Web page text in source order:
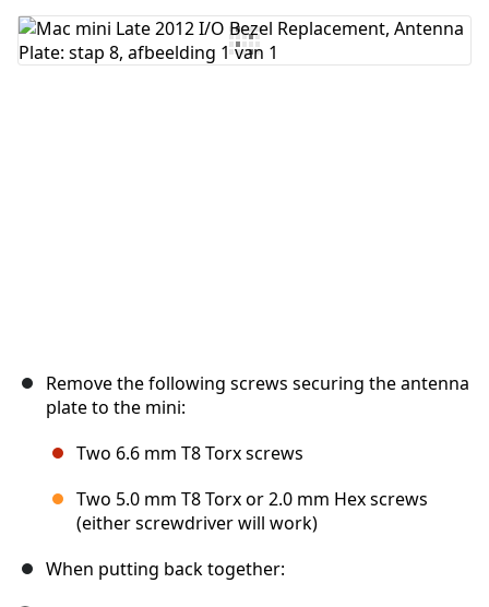
Voeg opmerking toe
Remove the following screws securing the antenna
plate to the mini:
Two 6.6 mm T8 Torx screws
Two 5.0 mm T8 Torx or 2.0 mm Hex screws
(either screwdriver will work)
When putting back together: